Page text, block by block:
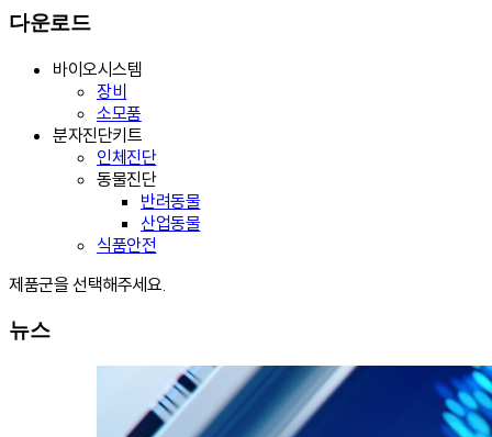
다운로드
바이오시스템
장비
소모품
분자진단키트
인체진단
동물진단
반려동물
산업동물
식품안전
제품군을 선택해주세요.
뉴스